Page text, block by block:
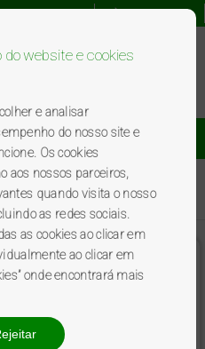
website e cookies
e analisar
do nosso site e
Os cookies
aos nossos parceiros,
quando visita o nosso
as redes sociais.
as cookies ao clicar em
ao clicar em
onde encontrará mais
Acesso utilizador
Zoologico